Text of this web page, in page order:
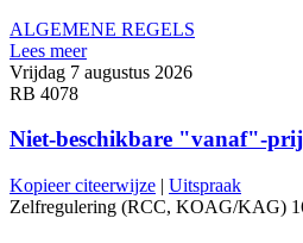
ALGEMENE REGELS
Lees meer
Vrijdag 7 augustus 2026
RB 4078
Niet-beschikbare "vanaf"-
Kopieer citeerwijze | Uitspraak
Zelfregulering (RCC, KOAG/KAG)